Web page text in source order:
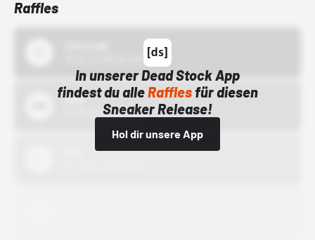
Raffles
In unserer Dead Stock App
findest du alleRafflesfür diesen
Sneaker Release!
Hol dir unsere App
Bstn
01.10.22 00:00 Uhr